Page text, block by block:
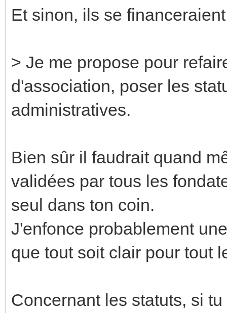
Et sinon, ils se
> Je me propose pour
d'association, poser les
administratives.
Bien sûr il faudrait quand
validées par tous les
seul dans ton coin.
J'enfonce probablement
que tout soit clair pour tout
Concernant les statuts, si